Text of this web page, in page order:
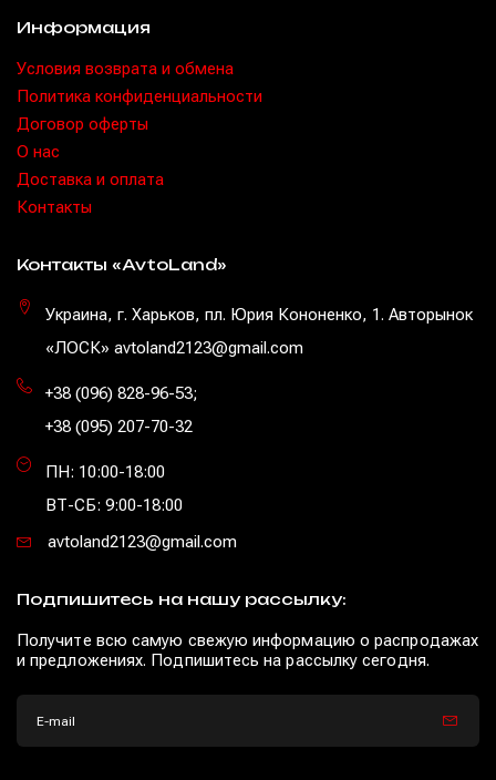
Информация
Условия возврата и обмена
Политика конфиденциальности
Договор оферты
O нас
Доставка и оплата
Контакты
Контакты «AvtoLand»
Украина, г. Харьков, пл. Юрия Кононенко, 1. Авторынок
«ЛОСК» avtoland2123@gmail.com
+38 (096) 828-96-53;
+38 (095) 207-70-32
ПН: 10:00-18:00
ВТ-СБ: 9:00-18:00
avtoland2123@gmail.com
Подпишитесь на нашу рассылку:
Получите всю самую свежую информацию о распродажах
и предложениях. Подпишитесь на рассылку сегодня.